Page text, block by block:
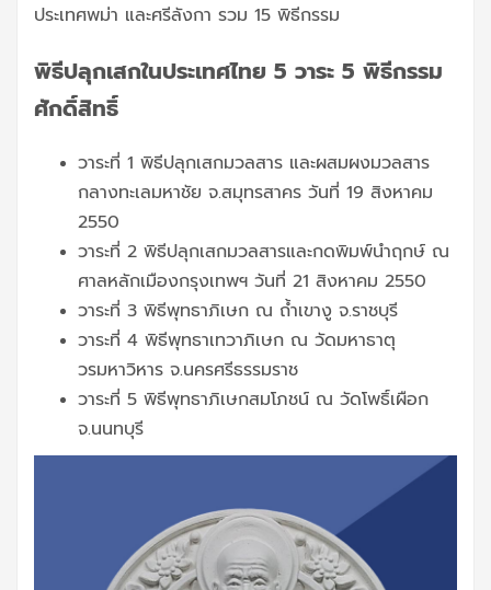
ประเทศพม่า และศรีลังกา รวม 15 พิธีกรรม
พิธีปลุกเสกในประเทศไทย 5 วาระ 5 พิธีกรรม
ศักดิ์สิทธิ์
วาระที่ 1 พิธีปลุกเสกมวลสาร และผสมผงมวลสาร
กลางทะเลมหาชัย จ.สมุทรสาคร วันที่ 19 สิงหาคม
2550
วาระที่ 2 พิธีปลุกเสกมวลสารและกดพิมพ์นำฤกษ์ ณ
ศาลหลักเมืองกรุงเทพฯ วันที่ 21 สิงหาคม 2550
วาระที่ 3 พิธีพุทธาภิเษก ณ ถ้ำเขางู จ.ราชบุรี
วาระที่ 4 พิธีพุทธาเทวาภิเษก ณ วัดมหาธาตุ
วรมหาวิหาร จ.นครศรีธรรมราช
วาระที่ 5 พิธีพุทธาภิเษกสมโภชน์ ณ วัดโพธิ์เผือก
จ.นนทบุรี